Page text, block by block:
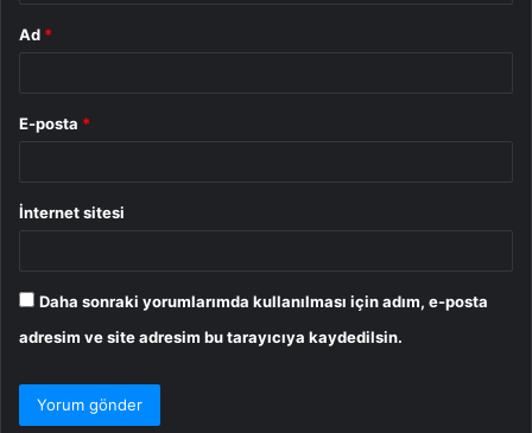
Ad *
E-posta *
İnternet sitesi
Daha sonraki yorumlarımda kullanılması için adım, e-posta
adresim ve site adresim bu tarayıcıya kaydedilsin.